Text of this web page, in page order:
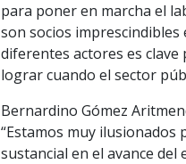
para poner en marcha el
son socios imprescindibles
diferentes actores es
lograr cuando el sector
Bernardino Gómez
“Estamos muy
sustancial en el avance